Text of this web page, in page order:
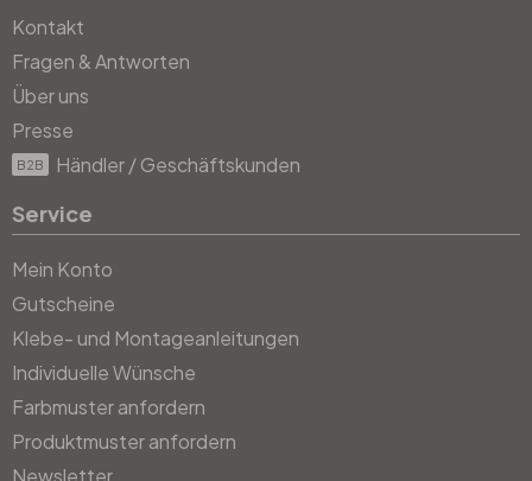
Kontakt
Fragen & Antworten
Über uns
Presse
B2B Händler / Geschäftskunden
Service
Mein Konto
Gutscheine
Klebe- und Montageanleitungen
Individuelle Wünsche
Farbmuster anfordern
Produktmuster anfordern
Newsletter